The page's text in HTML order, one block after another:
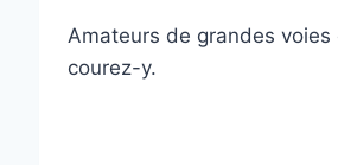
Amateurs de grandes voies
courez-y.